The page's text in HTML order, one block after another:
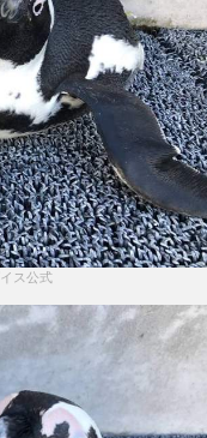
ス公式